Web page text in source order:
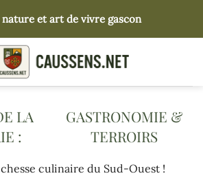
nature et art de vivre gascon
GASTRONOMIE &
TERROIRS
culinaire du Sud-Ouest !